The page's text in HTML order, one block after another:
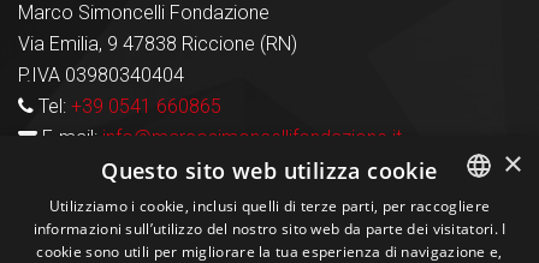
Marco Simoncelli Fondazione
Via Emilia, 9 47838 Riccione (RN)
P.IVA 03980340404
Tel: +39 0541 660865
E-mail: info@marcosimoncellifondazione.it
Carte Accettate
ITALIAN
×
Questo sito web utilizza cookie
Utilizziamo i cookie, inclusi quelli di terze parti, per raccogliere
informazioni sull’utilizzo del nostro sito web da parte dei visitatori. I
cookie sono utili per migliorare la tua esperienza di navigazione e,